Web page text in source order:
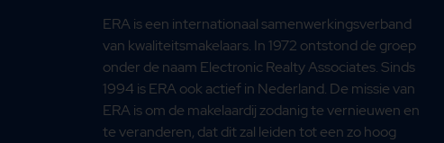
ERA is een internationaal samenwerkingsverband
van kwaliteitsmakelaars. In 1972 ontstond de groep
onder de naam Electronic Realty Associates. Sinds
1994 is ERA ook actief in Nederland. De missie van
ERA is om de makelaardij zodanig te vernieuwen en
te veranderen, dat dit zal leiden tot een zo hoog